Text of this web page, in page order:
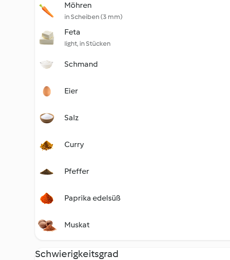
Möhren
in Scheiben (3 mm)
Feta
light, in Stücken
Schmand
Eier
Salz
Curry
Pfeffer
Paprika edelsüß
Muskat
Schwierigkeitsgrad